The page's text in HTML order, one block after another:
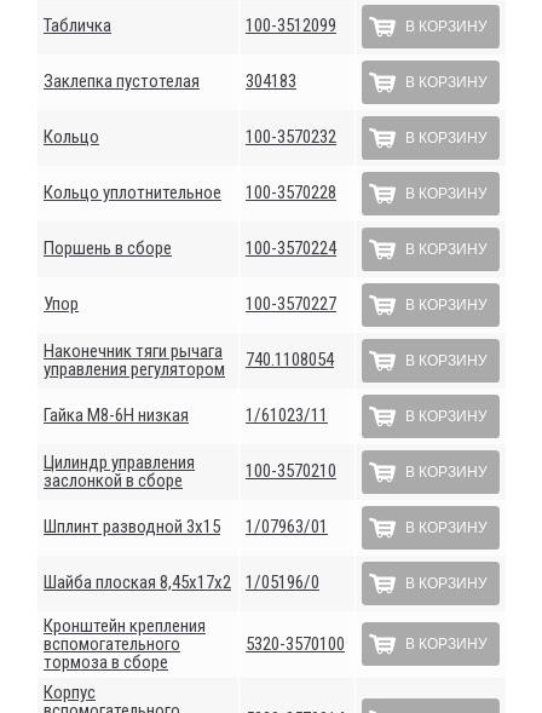
Табличка 100-3512099 В КОРЗИНУ
Заклепка пустотелая 304183 В КОРЗИНУ
Кольцо 100-3570232 В КОРЗИНУ
Кольцо уплотнительное 100-3570228 В КОРЗИНУ
Поршень в сборе 100-3570224 В КОРЗИНУ
Упор 100-3570227 В КОРЗИНУ
Наконечник тяги рычага
управления регулятором
740.1108054 В КОРЗИНУ
Гайка М8-6Н низкая 1/61023/11 В КОРЗИНУ
Цилиндр управления
заслонкой в сборе
100-3570210 В КОРЗИНУ
Шплинт разводной 3х15 1/07963/01 В КОРЗИНУ
Шайба плоская 8,45х17х2 1/05196/0 В КОРЗИНУ
Кронштейн крепления
вспомогательного
тормоза в сборе
5320-3570100 В КОРЗИНУ
Корпус